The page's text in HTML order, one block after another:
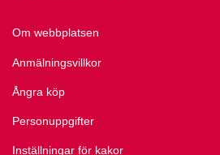
Om webbplatsen
Anmälningsvillkor
Ångra köp
Personuppgifter
Inställningar för kakor